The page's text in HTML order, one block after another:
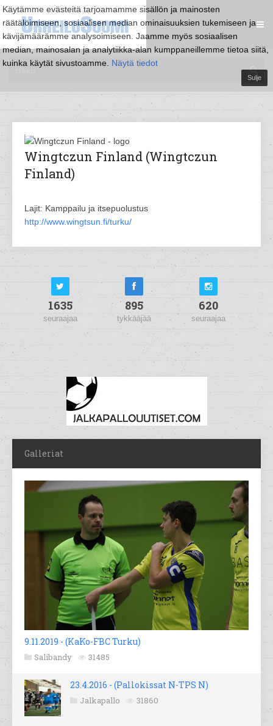
Käytämme evästeitä tarjoamamme sisällön ja mainosten
räätälöimiseen, sosiaalisen median ominaisuuksien tukemiseen ja
kävijämäärämme analysoimiseen. Jaamme myös sosiaalisen
median, mainosalan ja analytiikka-alan kumppaneillemme tietoa siitä,
kuinka käytät sivustoamme. Näytä tiedot
Sulje
Wingtczun Finland (Wingtczun
Finland)
Lajit: Kamppailu ja itsepuolustus
http://www.wingtsun.fi/turku/
1635
seuraajaa
895
tykkääjää
620
seuraajaa
Galleriat
9.11.2019 - (KaKo-FBC Turku)
Salibandy 31485
23.4.2016 - (Pallokissat N-TPS N)
Jalkapallo 31860